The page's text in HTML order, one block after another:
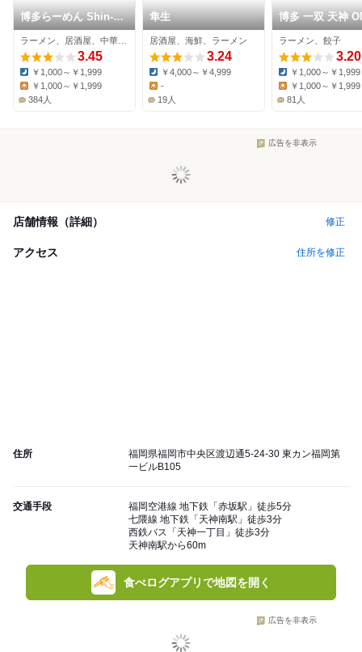
博多らーめん Shin-
Shin 福岡PARCO店
3.45
Dinner:
￥1,000～￥1,999
￥1,000～￥1,999
384人
隼生
居酒屋、海鮮、ラーメン
3.24
Dinner:
￥4,000～￥4,999
Lunch:
-
19人
博多 一双 天神
FUKUOKA
ラーメン、餃子
3.20
Dinner:
￥1,000～￥1,999
Lunch:
￥1,000～￥1,999
81人
広告を非表示
店舗情報（詳細） 修正
アクセス 住所を修正
住所
福岡県福岡市中央区渡辺通5-24-30 東カン福岡第
一ビルB105
交通手段
福岡空港線 地下鉄「赤坂駅」徒歩5分
七隈線 地下鉄「天神南駅」徒歩3分
西鉄バス「天神一丁目」徒歩3分
天神南駅から60m
食べログアプリで地図を開く
広告を非表示